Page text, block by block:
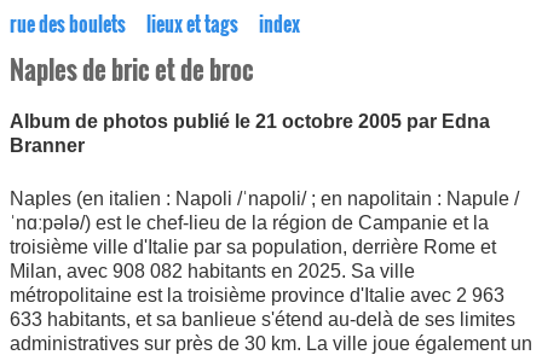
rue des boulets lieux et tags index
Naples de bric et de broc
Album de photos publié le 21 octobre 2005 par Edna
Branner
Naples (en italien : Napoli /ˈnapoli/ ; en napolitain : Napule /
ˈnɑːpələ/) est le chef-lieu de la région de Campanie et la
troisième ville d'Italie par sa population, derrière Rome et
Milan, avec 908 082 habitants en 2025. Sa ville
métropolitaine est la troisième province d'Italie avec 2 963
633 habitants, et sa banlieue s'étend au-delà de ses limites
administratives sur près de 30 km. La ville joue également un